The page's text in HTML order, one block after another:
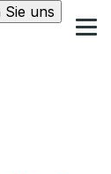
Sie uns